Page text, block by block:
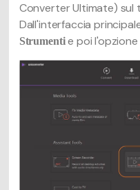
Converter Ultimate) sul
Dall'interfaccia
Strumentie poi l'opzione